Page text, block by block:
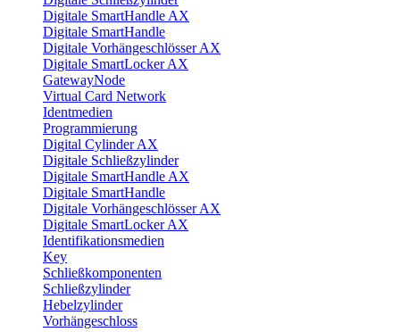
Digitale SmartHandle AX
Digitale SmartHandle
Digitale Vorhängeschlösser AX
Digitale SmartLocker AX
GatewayNode
Virtual Card Network
Identmedien
Programmierung
Digital Cylinder AX
Digitale Schließzylinder
Digitale SmartHandle AX
Digitale SmartHandle
Digitale Vorhängeschlösser AX
Digitale SmartLocker AX
Identifikationsmedien
Key
Schließkomponenten
Schließzylinder
Hebelzylinder
Vorhängeschloss